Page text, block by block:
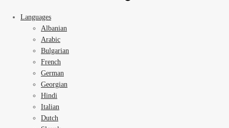
Languages
Albanian
Arabic
Bulgarian
French
German
Georgian
Hindi
Italian
Dutch